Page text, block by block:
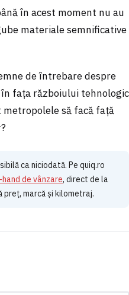
în acest moment nu au
materiale semnificative
de întrebare despre
fața războiului tehnologic
să facă față
ca niciodată. Pe quiq.ro
de vânzare, direct de la
marcă și kilometraj.